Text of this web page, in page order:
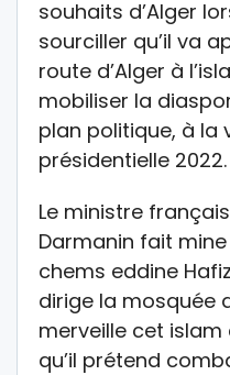
souhaits d’Alger
sourciller qu’il va
route d’Alger à
mobiliser la
plan politique, à la
présidentielle 2022.
Le ministre
Darmanin fait mine
chems eddine
dirige la mosquée
merveille cet
qu’il prétend